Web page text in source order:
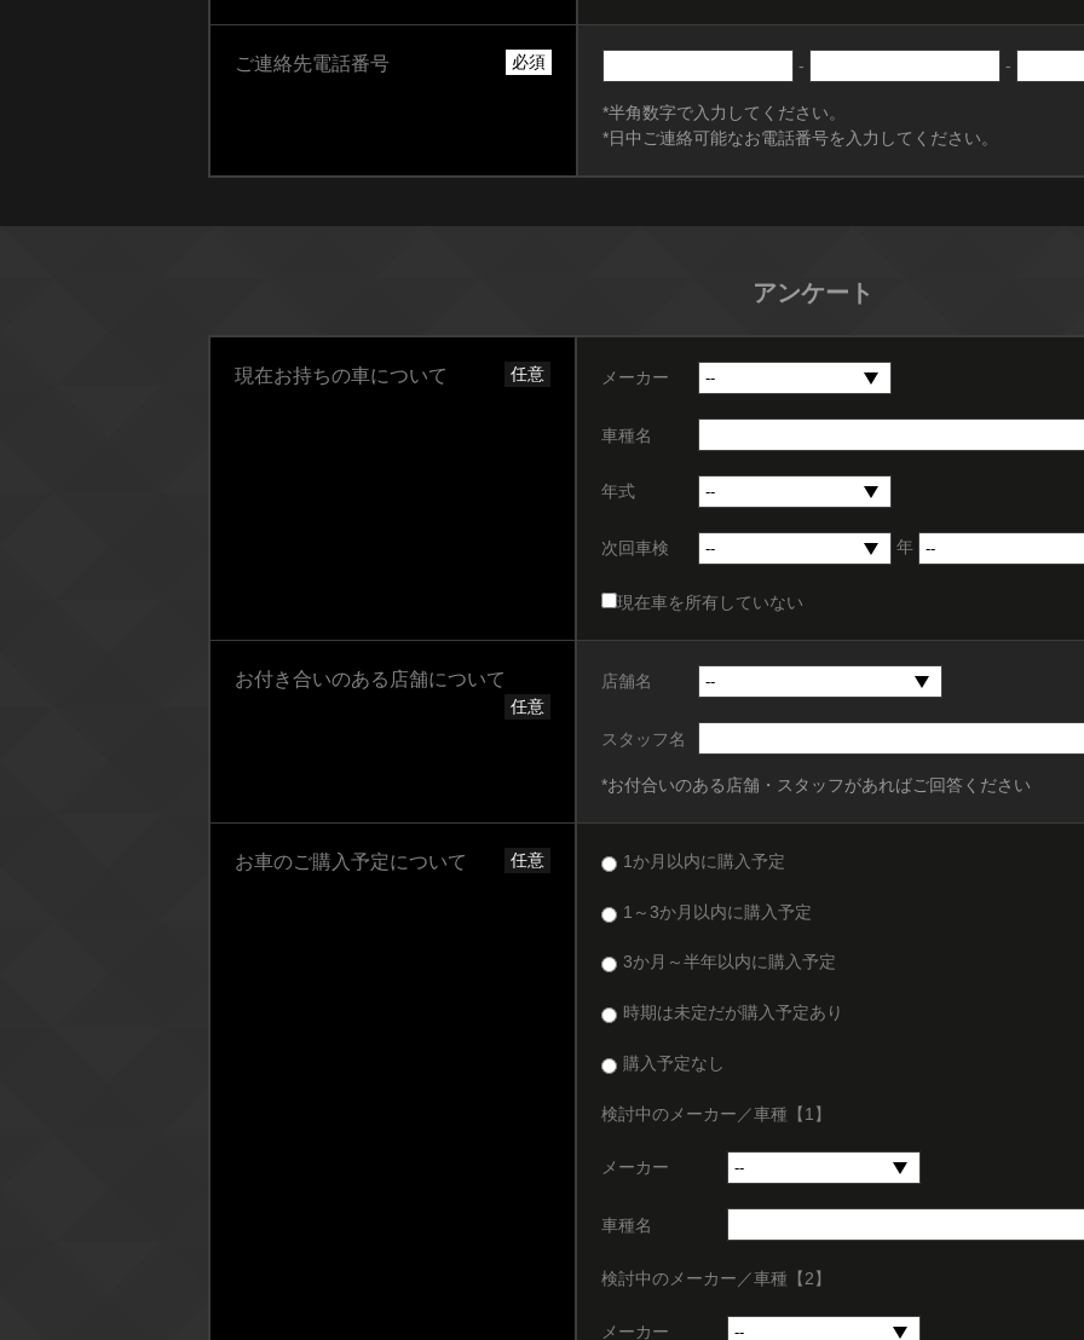
ご連絡先電話番号 必須 - -
*半角数字で入力してください。
*日中ご連絡可能なお電話番号を入力してください。
アンケート
現在お持ちの車について 任意 メーカー
車種名
年式
次回車検 年
現在車を所有していない
お付き合いのある店舗について
任意
店舗名
スタッフ名
*お付合いのある店舗・スタッフがあればご回答ください
お車のご購入予定について 任意 1か月以内に購入予定
1～3か月以内に購入予定
3か月～半年以内に購入予定
時期は未定だが購入予定あり
購入予定なし
検討中のメーカー／車種【1】
メーカー
車種名
検討中のメーカー／車種【2】
メーカー